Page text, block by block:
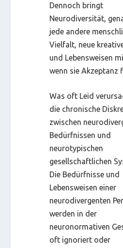
Dennoch bringt
Neurodiversität,
jede andere
Vielfalt, neue
und Lebensweisen
wenn sie Akzeptanz
Was oft Leid
die chronische
zwischen
Bedürfnissen und
neurotypischen
gesellschaftlichen
Die Bedürfnisse und
Lebensweisen einer
neurodivergenten
werden in der
neuronormativen
oft ignoriert oder